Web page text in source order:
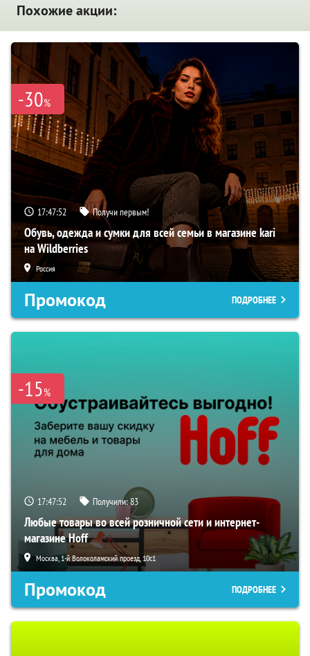
Похожие акции:
-30%
17:47:51 Получи первым!
Обувь, одежда и сумки для всей семьи в магазине kari
на Wildberries
Россия
Промокод ПОДРОБНЕЕ
-15%
17:47:51 Получили:83
Любые товары во всей розничной сети и интернет-
магазине Hoff
Москва, 1-й Волоколамский проезд, 10с1
Промокод ПОДРОБНЕЕ